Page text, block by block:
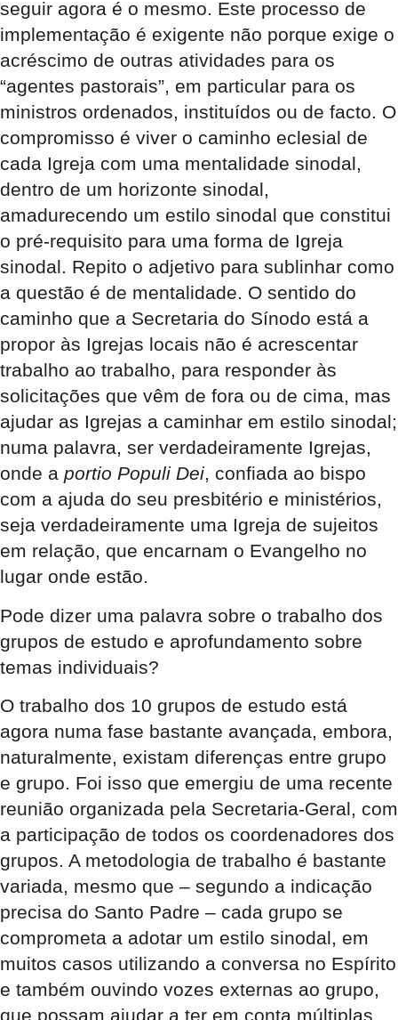
seguir agora é o mesmo. Este processo de
implementação é exigente não porque exige o
acréscimo de outras atividades para os
“agentes pastorais”, em particular para os
ministros ordenados, instituídos ou de facto. O
compromisso é viver o caminho eclesial de
cada Igreja com uma mentalidade sinodal,
dentro de um horizonte sinodal,
amadurecendo um estilo sinodal que constitui
o pré-requisito para uma forma de Igreja
sinodal. Repito o adjetivo para sublinhar como
a questão é de mentalidade. O sentido do
caminho que a Secretaria do Sínodo está a
propor às Igrejas locais não é acrescentar
trabalho ao trabalho, para responder às
solicitações que vêm de fora ou de cima, mas
ajudar as Igrejas a caminhar em estilo sinodal;
numa palavra, ser verdadeiramente Igrejas,
onde a portio Populi Dei, confiada ao bispo
com a ajuda do seu presbitério e ministérios,
seja verdadeiramente uma Igreja de sujeitos
em relação, que encarnam o Evangelho no
lugar onde estão.
Pode dizer uma palavra sobre o trabalho dos
grupos de estudo e aprofundamento sobre
temas individuais?
O trabalho dos 10 grupos de estudo está
agora numa fase bastante avançada, embora,
naturalmente, existam diferenças entre grupo
e grupo. Foi isso que emergiu de uma recente
reunião organizada pela Secretaria-Geral, com
a participação de todos os coordenadores dos
grupos. A metodologia de trabalho é bastante
variada, mesmo que – segundo a indicação
precisa do Santo Padre – cada grupo se
comprometa a adotar um estilo sinodal, em
muitos casos utilizando a conversa no Espírito
e também ouvindo vozes externas ao grupo,
que possam ajudar a ter em conta múltiplas